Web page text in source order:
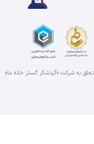
به شرکت «گردشگر گستر خانه ما»